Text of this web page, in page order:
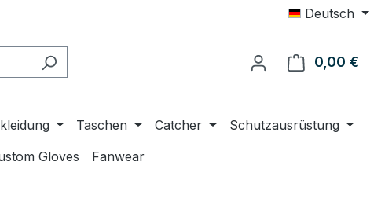
Deutsch
0,00 €
Taschen Catcher
Schutzausrüstung
Gloves Fanwear